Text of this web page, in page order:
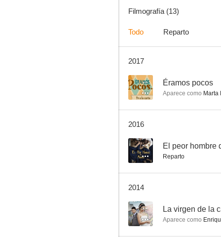
Filmografía (13)
Todo Reparto
2017
-- Éramos pocos
Aparece como Marta
2016
-- El peor hombre
Reparto
2014
-- La virgen de la
Aparece como